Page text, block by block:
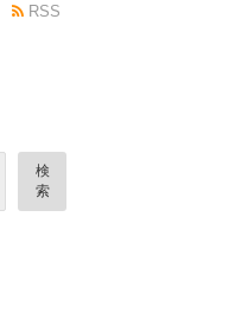
RSS
検
索